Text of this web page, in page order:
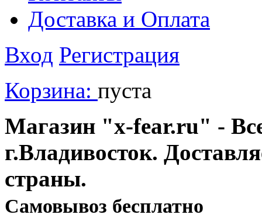
Доставка и Оплата
Вход Регистрация
Корзина: пуста
Магазин "x-fear.ru" -
г.Владивосток.
страны.
Cамовывоз бесплатно